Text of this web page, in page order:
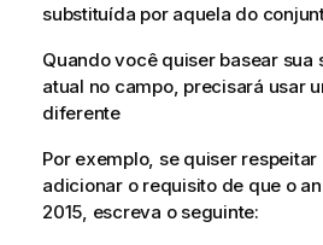
substituída por aquela do
Quando você quiser basear sua
atual no campo, precisará usar
diferente
Por exemplo, se quiser
adicionar o requisito de que o
2015, escreva o seguinte: